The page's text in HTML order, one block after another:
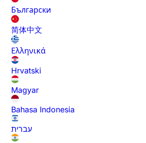
Български
简体中文
Ελληνικά
Hrvatski
Magyar
Bahasa Indonesia
עברית